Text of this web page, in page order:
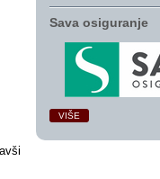
Sava osiguranje
VIŠE